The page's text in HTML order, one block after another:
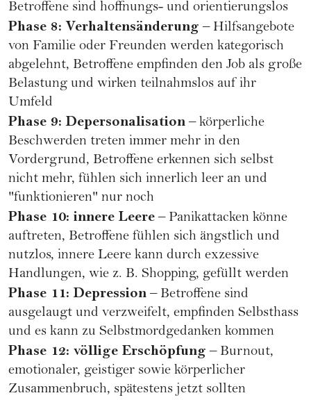
Betroffene sind hoffnungs- und orientierungslos
Phase 8: Verhaltensänderung – Hilfsangebote
von Familie oder Freunden werden kategorisch
abgelehnt, Betroffene empfinden den Job als große
Belastung und wirken teilnahmslos auf ihr
Umfeld
Phase 9: Depersonalisation– körperliche
Beschwerden treten immer mehr in den
Vordergrund, Betroffene erkennen sich selbst
nicht mehr, fühlen sich innerlich leer an und
"funktionieren" nur noch
Phase 10: innere Leere– Panikattacken könne
auftreten, Betroffene fühlen sich ängstlich und
nutzlos, innere Leere kann durch exzessive
Handlungen, wie z. B. Shopping, gefüllt werden
Phase 11: Depression– Betroffene sind
ausgelaugt und verzweifelt, empfinden Selbsthass
und es kann zu Selbstmordgedanken kommen
Phase 12: völlige Erschöpfung – Burnout,
emotionaler, geistiger sowie körperlicher
Zusammenbruch, spätestens jetzt sollten